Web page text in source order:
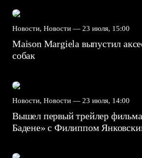
Новости, Новости — 23 июля, 15:00
Maison Margiela выпустил
собак
Новости, Новости — 23 июля, 14:00
Вышел первый трейлер
Бадене» с Филиппом